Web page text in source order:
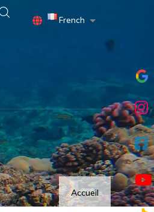
French
Lister les
Accueil